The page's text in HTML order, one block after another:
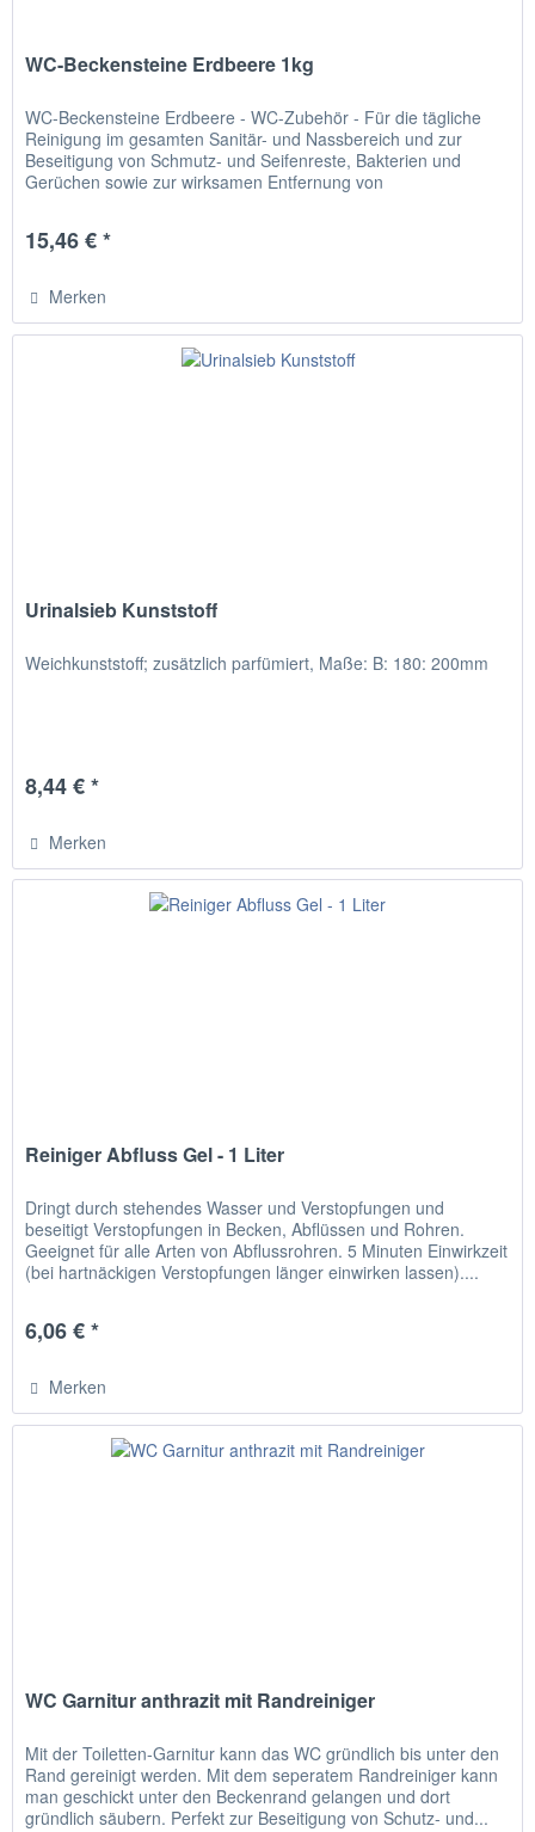
WC-Beckensteine Erdbeere 1kg
WC-Beckensteine Erdbeere - WC-Zubehör - Für die tägliche
Reinigung im gesamten Sanitär- und Nassbereich und zur
Beseitigung von Schmutz- und Seifenreste, Bakterien und
Gerüchen sowie zur wirksamen Entfernung von
15,46 € *
Merken
Urinalsieb Kunststoff
Weichkunststoff; zusätzlich parfümiert, Maße: B: 180: 200mm
8,44 € *
Merken
Reiniger Abfluss Gel - 1 Liter
Dringt durch stehendes Wasser und Verstopfungen und
beseitigt Verstopfungen in Becken, Abflüssen und Rohren.
Geeignet für alle Arten von Abflussrohren. 5 Minuten Einwirkzeit
(bei hartnäckigen Verstopfungen länger einwirken lassen)....
6,06 € *
Merken
WC Garnitur anthrazit mit Randreiniger
Mit der Toiletten-Garnitur kann das WC gründlich bis unter den
Rand gereinigt werden. Mit dem seperatem Randreiniger kann
man geschickt unter den Beckenrand gelangen und dort
gründlich säubern. Perfekt zur Beseitigung von Schutz- und...